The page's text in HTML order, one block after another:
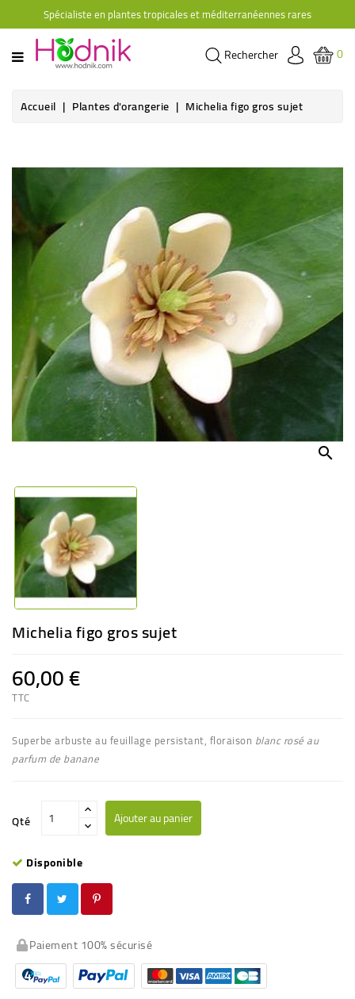
Spécialiste en plantes tropicales et méditerranéennes rares
CATÉGORIE
PLANTES
PLANTES
HIBISCUS
BRUGMANSIAS
PLANTES
RUSTIQUES
PLANTES
RETOMBANTES
CACTÉES
-
PLANTES
GRASSES
BEGONIAS
ENGRAIS
OFFRES
SPÉCIALES
PLANTES
PARFUMÉES
0
Rechercher
Accueil Plantes d'orangerie Michelia figo gros sujet
search
Michelia figo gros sujet
60,00 €
TTC
Superbe arbuste au feuillage persistant, floraison blanc rosé au
parfum de banane
Qté Ajouter au panier
Disponible
Paiement 100% sécurisé